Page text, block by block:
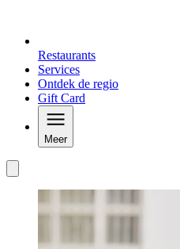
Restaurants
Services
Ontdek de regio
Gift Card
Meer